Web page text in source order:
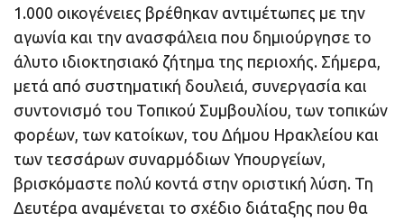
1.000 οικογένειες βρέθηκαν αντιμέτωπες με την
αγωνία και την ανασφάλεια που δημιούργησε το
άλυτο ιδιοκτησιακό ζήτημα της περιοχής. Σήμερα,
μετά από συστηματική δουλειά, συνεργασία και
συντονισμό του Τοπικού Συμβουλίου, των τοπικών
φορέων, των κατοίκων, του Δήμου Ηρακλείου και
των τεσσάρων συναρμόδιων Υπουργείων,
βρισκόμαστε πολύ κοντά στην οριστική λύση. Τη
Δευτέρα αναμένεται το σχέδιο διάταξης που θα